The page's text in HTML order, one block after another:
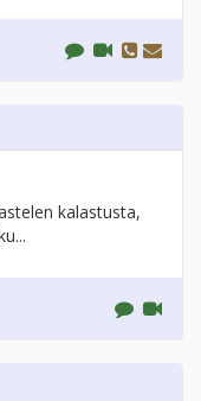
kalastusta,